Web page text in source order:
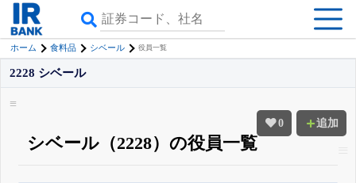
ホーム 食料品 シベール 役員一覧
0 追加
2228 シベール
シベール（2228）の役員一覧